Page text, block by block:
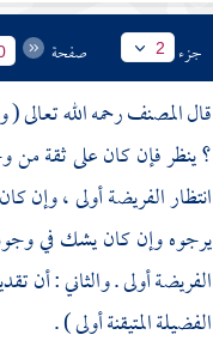
جزء 2 صفحة
قالالمصنفرحمه الله تعالى (
؟ ينظر فإن كان على ثقة من
انتظار الفريضة أولى ، وإن
يرجوه وإن كان يشك في
الفريضة أولى . والثاني : أن
الفضيلة المتيقنة أولى ) .